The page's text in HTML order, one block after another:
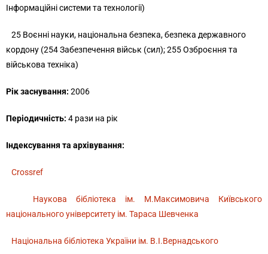
Інформаційні системи та технології)
25 Воєнні науки, національна безпека, безпека державного
кордону (254 Забезпечення військ (сил); 255 Озброєння та
військова техніка)
Рік заснування: 2006
Періодичність: 4 рази на рік
Індексування та архівування:
Crossref
Наукова бібліотека ім. М.Максимовича Київського
національного університету ім. Тараса Шевченка
Національна бібліотека України ім. В.І.Вернадського